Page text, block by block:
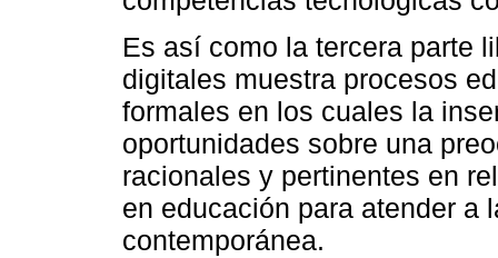
Es así como la tercera parte
digitales muestra procesos
formales en los cuales la
oportunidades sobre una
racionales y pertinentes en
en educación para atender a
contemporánea.